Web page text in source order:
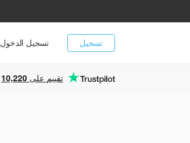
تسجيل تسجيل الدخول
10,220 تقييم على